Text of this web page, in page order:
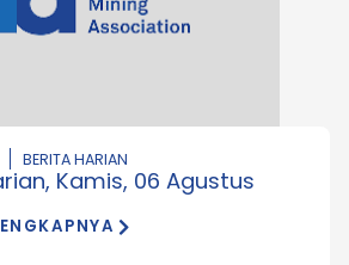
BERITA HARIAN
Kamis, 06 Agustus